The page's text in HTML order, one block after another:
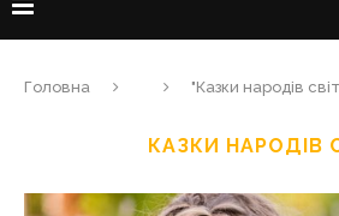
Головна "Казки народів
КАЗКИ НАРОДІВ